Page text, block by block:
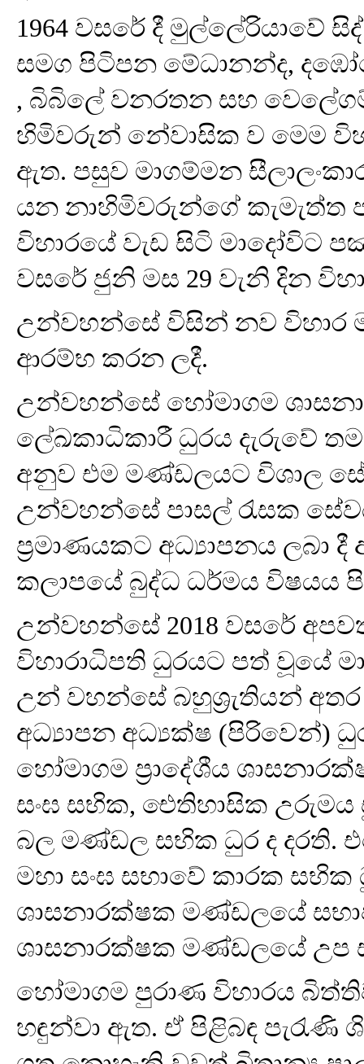
1964 වසරේ දී මුල්ලේරියාවේ
සමග පිටිපන මේධානන්ද,
, බිබිලේ වනරතන සහ
හිමිවරුන් නේවාසික ව මෙම
ඇත. පසුව මාගම්මන
යන නාහිමිවරුන්ගේ කැමැත්ත
විහාරයේ වැඩ සිටි මාදෝවිට
වසරේ ජුනි මස 29 වැනි දින
උන්වහන්සේ විසින් නව විහාර
ආරම්භ කරන ලදී.
උන්වහන්සේ හෝමාගම
ලේඛකාධිකාරී ධුරය දැරුවේ
අනුව එම මණ්ඩලයට විශාල
උන්වහන්සේ පාසල් රැසක
ප්‍රමාණයකට අධ්‍යාපනය ලබා
කලාපයේ බුද්ධ ධර්මය විෂයය
උන්වහන්සේ 2018 වසරේ
විහාරාධිපති ධුරයට පත් වූයේ
උන් වහන්සේ බහුශ්‍රැතියන්
අධ්‍යාපන අධ්‍යක්ෂ
හෝමාගම ප්‍රාදේශීය
සංඝ සභික, ඓතිහාසික උරුමය
බල මණ්ඩල සභික ධුර ද දරති.
මහා සංඝ සභාවේ කාරක
ශාසනාරක්ෂක මණ්ඩලයේ
ශාසනාරක්ෂක මණ්ඩලයේ උ‍ප
හෝමාගම පුරාණ විහාරය
හඳුන්වා ඇත. ඒ පිළිබඳ